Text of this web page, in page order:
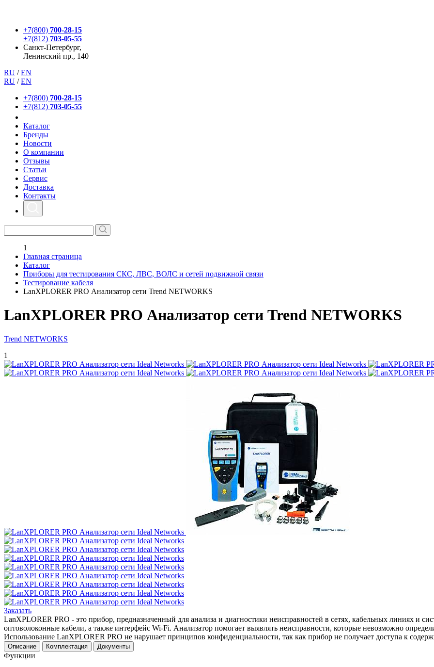
+7(800) 700-28-15
+7(812) 703-05-55
Санкт-Петербург,
Ленинский пр., 140
RU / EN
RU / EN
+7(800) 700-28-15
+7(812) 703-05-55
Каталог
Бренды
Новости
О компании
Отзывы
Статьи
Сервис
Доставка
Контакты
1
Главная страница
Каталог
Приборы для тестирования СКС, ЛВС, ВОЛС и сетей подвижной связи
Тестирование кабеля
LanXPLORER PRO Анализатор сети Trend NETWORKS
LanXPLORER PRO Анализатор сети Trend NETWORKS
Trend NETWORKS
1
Заказать
LanXPLORER PRO - это прибор, предназначенный для анализа и диагностики неисправностей в сетях, кабельных линиях и
оптоволоконные кабели, а также интерфейс Wi-Fi. Анализатор помогает выявлять неисправности, которые невозможно
Использование LanXPLORER PRO не нарушает принципов конфиденциальности, так как прибор не получает доступа к
Описание Комплектация Документы
Функции